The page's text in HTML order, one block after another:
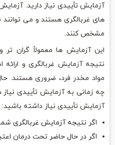
آزمایش تأییدی نیاز دارید.
های غربالگری هستند و می
مشخص کنند.
این آزمایش ها معمولاً گران تر
نتیجه آزمایش غربالگری و
مواد مخدر فرد، ضروری هستند.
چه زمانی به آزمایش تأییدی
آزمایش تأییدی نیاز داشته باشید:
اگر نتیجه آزمایش غربالگری
اگر در حال حاضر تحت درمان